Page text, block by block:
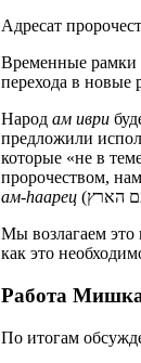
Адресат
Временные рамки
перехода в новые
Народ ам иври
предложили
которые «не в
пророчеством,
ам-hаарец
Мы возлагаем это
как это
Работа
По итогам